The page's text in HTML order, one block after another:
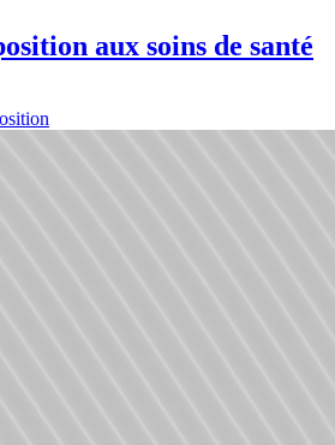
aux soins de santé